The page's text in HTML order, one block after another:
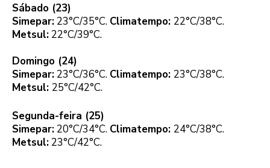
Sábado (23)
Simepar: 23°C/35°C. Climatempo: 22°C/38°C.
Metsul: 22°C/39°C.
Domingo (24)
Simepar: 23°C/36°C. Climatempo: 23°C/38°C.
Metsul: 25°C/42°C.
Segunda-feira (25)
Simepar: 20°C/34°C. Climatempo: 24°C/38°C.
Metsul: 23°C/42°C.